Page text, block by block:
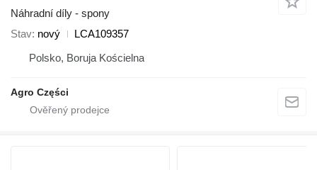
Náhradní díly - spony
Stav nový
LCA109357
Polsko, Boruja Kościelna
Agro Części